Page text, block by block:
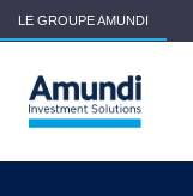
Skip to main content
LE GROUPE AMUNDI